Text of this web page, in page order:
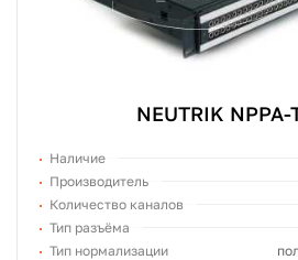
NEUTRIK NPPA-
Наличие
Производитель
Количество каналов
Тип разъёма
Тип нормализации